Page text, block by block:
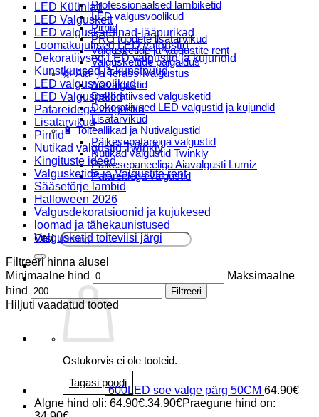
Professionaalsed lambiketid
LED valgusvoolikud
Pirnid
PRO toodete lisatarvikud
Valgusketide ja Valgustite rent
Valguskettide paigaldus
🌿 Aia- ja Terassi Valgustus
Aiavalgustid
Dekoratiivsed valgusketid
Dekoratiivsed LED valgustid ja kujundid
Lisatarvikud
🔋 Toiteallikad ja Nutivalgustid
Päikesepatareiga valgustid
Nutikad valgustid Twinkly
Päikesepaneeliga Aiavalgusti Lumiz
Patareidega valgustid
Päikeselaternad Lumiz
Valguskettide paigaldus
Blogi
Otsi:
Ostukorvis ei ole tooteid.
Tagasi poodi
LED Küünlad
LED Valguskett
LED valguskardinad-jääpurikad
Loomakujulised LED valgustid
Dekoratiivsed LED valgustid ja kujundid
Kunstkuused ja kunstpuud
LED valgusvoolikud
LED Valguspallid
Patareidega valgustid
Lisatarvikud
Pirnid
Nutikad valgustid Twinkly
Kingituste ideed
Valgusketide ja Valgustite rent
Sääsetõrje lambid
Halloween 2026
Valgusdekoratsioonid ja kujukesed
loomad ja tähekaunistused
Valgusketid toiteviisi järgi
Filtreeri hinna alusel
Minimaalne hind
Maksimaalne
hind
Filtreeri
Hiljuti vaadatud tooted
600LED soe valge pärg 50CM 64.90€
Algne hind oli: 64.90€.34.90€Praegune hind on: